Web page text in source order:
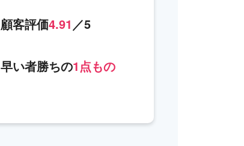
顧客評価4.91 ／5
早い者勝ちの1点もの